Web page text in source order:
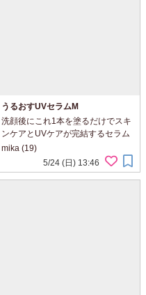
うるおすUVセラムM
洗顔後にこれ1本を塗るだけでスキ
ンケアとUVケアが完結するセラム
タイプの日焼け止め。 3種のセラ
ミドが角質層をうるおいで満た
し、ビタミンC誘導体が透明感と肌
mika (19)
5/24 (日) 13:46